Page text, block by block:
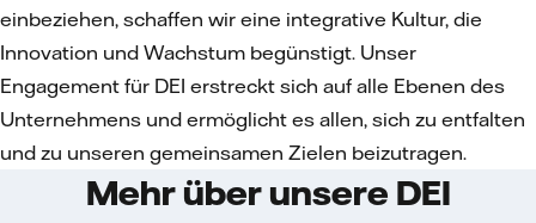
einbeziehen, schaffen wir eine integrative Kultur, die
Innovation und Wachstum begünstigt. Unser
Engagement für DEI erstreckt sich auf alle Ebenen des
Unternehmens und ermöglicht es allen, sich zu entfalten
und zu unseren gemeinsamen Zielen beizutragen.
Mehr über unsere DEI